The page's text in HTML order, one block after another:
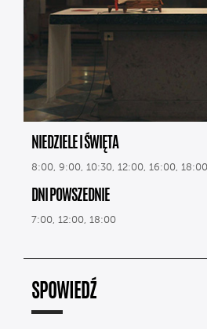
NIEDZIELE I ŚWIĘTA
8:00, 9:00, 10:30, 12:00, 16:00,
DNI POWSZEDNIE
7:00, 12:00, 18:00
SPOWIEDŹ